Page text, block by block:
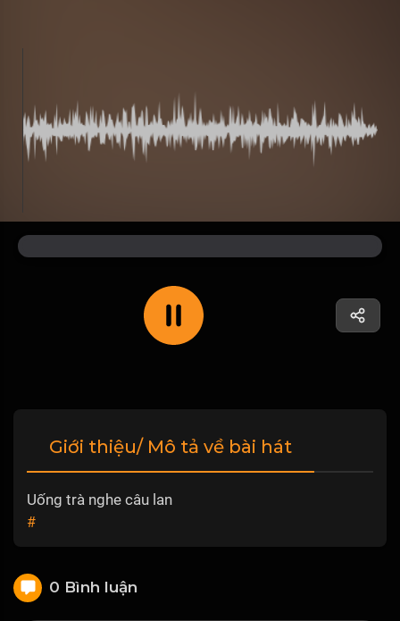
Giới thiệu/ Mô tả về bài hát
Uống trà nghe câu lan
#
0 Bình luận